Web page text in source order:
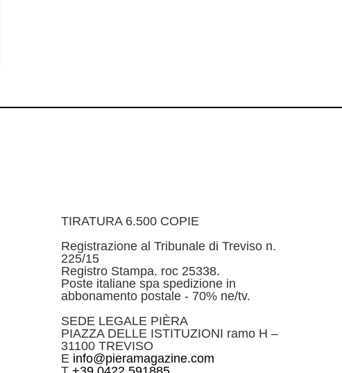
TIRATURA 6.500 COPIE
Registrazione al Tribunale di Treviso n.
225/15
Registro Stampa. roc 25338.
Poste italiane spa spedizione in
abbonamento postale - 70% ne/tv.
SEDE LEGALE PIÈRA
PIAZZA DELLE ISTITUZIONI ramo H –
31100 TREVISO
E info@pieramagazine.com